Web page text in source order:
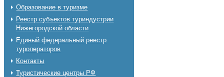
Образование в туризме
Реестр субъектов туриндустрии
Нижегородской области
Единый федеральный реестр
туроператоров
Контакты
Туристические центры РФ